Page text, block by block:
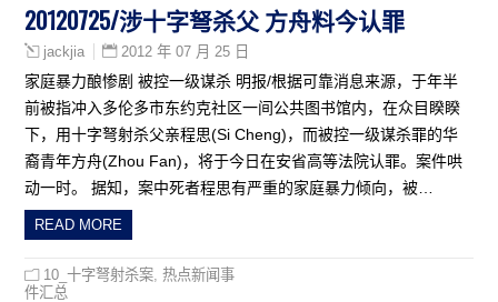
20120725/涉十字弩杀父 方舟料今认罪
jackjia 2012 年 07 月 25 日
家庭暴力酿惨剧 被控一级谋杀 明报/根据可靠消息来源，于年半
前被指冲入多伦多市东约克社区一间公共图书馆内，在众目睽睽
下，用十字弩射杀父亲程思(Si Cheng)，而被控一级谋杀罪的华
裔青年方舟(Zhou Fan)，将于今日在安省高等法院认罪。案件哄
动一时。 据知，案中死者程思有严重的家庭暴力倾向，被…
READ MORE
10_十字弩射杀案 ,热点新闻事
件汇总